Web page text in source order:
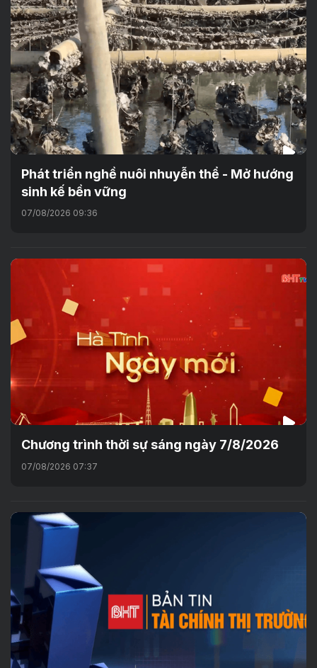
Phát triển nghề nuôi nhuyễn thể - Mở hướng
sinh kế bền vững
07/08/2026 09:36
Chương trình thời sự sáng ngày 7/8/2026
07/08/2026 07:37